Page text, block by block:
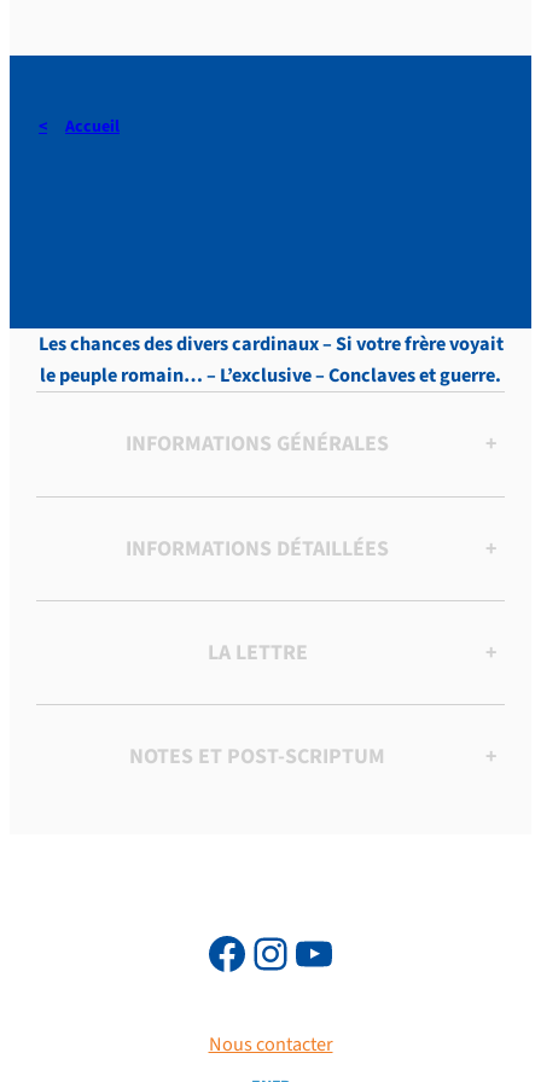
Accueil
Les chances des divers cardinaux – Si votre frère voyait
le peuple romain… – L’exclusive – Conclaves et guerre.
INFORMATIONS GÉNÉRALES +
INFORMATIONS DÉTAILLÉES +
LA LETTRE +
NOTES ET POST-SCRIPTUM +
Nous contacter